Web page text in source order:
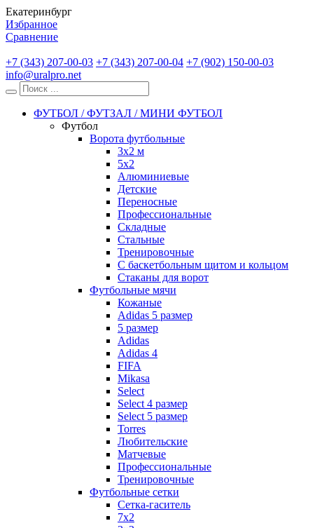
Екатеринбург
Избранное
Сравнение
+7 (343) 207-00-03 +7 (343) 207-00-04 +7 (902) 150-00-03
info@uralpro.net
ФУТБОЛ / ФУТЗАЛ / МИНИ ФУТБОЛ
Футбол
Ворота футбольные
3х2 м
5х2
Алюминиевые
Детские
Переносные
Профессиональные
Складные
Стальные
Тренировочные
С баскетбольным щитом и кольцом
Стаканы для ворот
Футбольные мячи
Кожаные
Adidas 5 размер
5 размер
Adidas
Adidas 4
FIFA
Mikasa
Select
Select 4 размер
Select 5 размер
Torres
Любительские
Матчевые
Профессиональные
Тренировочные
Футбольные сетки
Сетка-гаситель
7x2